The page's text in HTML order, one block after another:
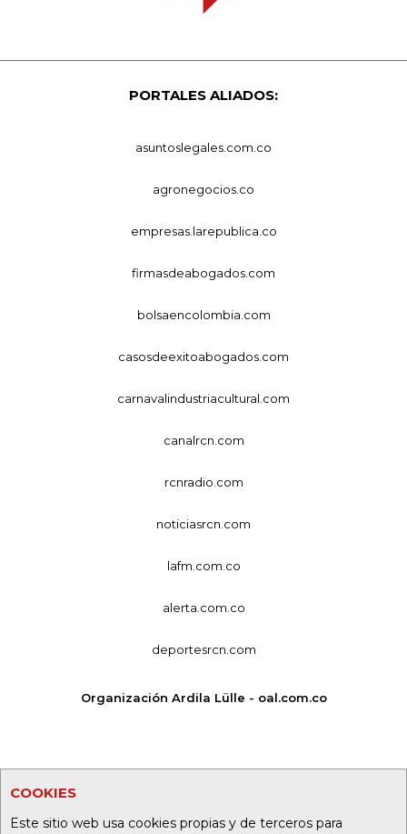
COOKIES
Este sitio web usa cookies propias y de terceros para
PORTALES ALIADOS:
asuntoslegales.com.co
agronegocios.co
empresas.larepublica.co
firmasdeabogados.com
bolsaencolombia.com
casosdeexitoabogados.com
carnavalindustriacultural.com
canalrcn.com
rcnradio.com
noticiasrcn.com
lafm.com.co
alerta.com.co
deportesrcn.com
Organización Ardila Lülle - oal.com.co